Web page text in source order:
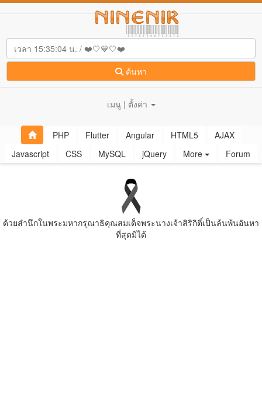
ค้นหา
เมนู | ตั้งค่า
PHP Flutter Angular HTML5
AJAX
Javascript
CSS MySQL jQuery More Forum
ด้วยสํานึกในพระมหากรุณาธิคุณสมเด็จพระนางเจ้าสิริกิติ์เป็นล้นพ้นอันหา
ที่สุดมิได้